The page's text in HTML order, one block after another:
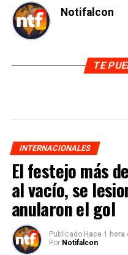
Notifalcon
TE
INTERNACIONALES
El festejo más
al vacío, se
anularon el gol
Publicado Hace 1 hora
Por Notifalcon